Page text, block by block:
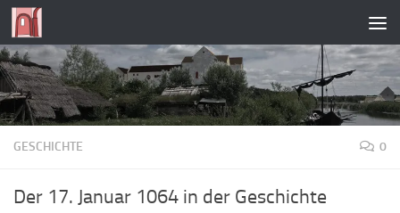
Zum Inhalt springen
GESCHICHTE 0
Der 17. Januar 1064 in der Geschichte